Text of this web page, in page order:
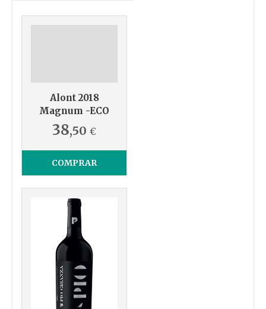
Alont 2018
Magnum -ECO
38,50 €
COMPRAR